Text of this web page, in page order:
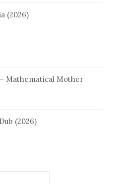
(2026)
Mathematical Mother
(2026)